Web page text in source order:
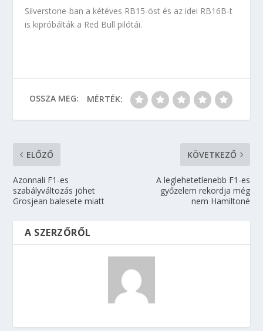
Silverstone-ban a kétéves RB15-öst és az idei RB16B-t
is kipróbálták a Red Bull pilótái.
OSSZA MEG: MÉRTÉK:
ELŐZŐ
Azonnali F1-es
szabályváltozás jöhet
Grosjean balesete miatt
KÖVETKEZŐ
A leglehetetlenebb F1-es
győzelem rekordja még
nem Hamiltoné
A SZERZŐRŐL